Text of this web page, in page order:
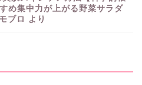
め集中力が上がる野菜サラダ
ブロ より